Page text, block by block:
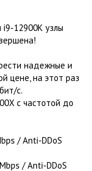
i9-12900K узлы
надежные и
цене, на этот раз
с.
с частотой до
/ Anti-DDoS
/ Anti-DDoS